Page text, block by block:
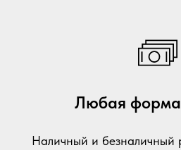
Любая
Наличный и безналичный